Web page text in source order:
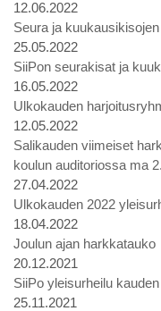
12.06.2022
Seura ja
25.05.2022
SiiPon seurakisat ja
16.05.2022
Ulkokauden
12.05.2022
Salikauden viimeiset
koulun auditoriossa ma
27.04.2022
Ulkokauden 2022
18.04.2022
Joulun ajan harkkatauko
20.12.2021
SiiPo yleisurheilu
25.11.2021